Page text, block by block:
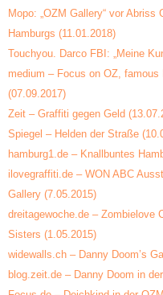
Mopo: „OZM Gallery“ vor
Hamburgs (11.01.2018)
Touchyou. Darco FBI: „Meine
medium – Focus on OZ,
(07.09.2017)
Zeit – Graffiti gegen Geld
Spiegel – Helden der Straße
hamburg1.de – Knallbuntes
ilovegraffiti.de – WON ABC
Gallery (7.05.2015)
dreitagewoche.de – Zombielove
Sisters (1.05.2015)
widewalls.ch – Danny Doom’s
blog.zeit.de – Danny Doom in